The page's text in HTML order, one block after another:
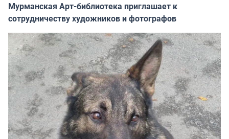
Мурманская Арт-библиотека приглашает к
сотрудничеству художников и фотографов